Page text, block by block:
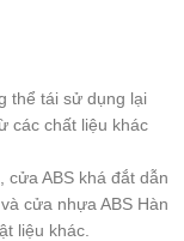
thể tái sử dụng lại
các chất liệu khác
cửa ABS khá đắt dẫn
cửa nhựa ABS Hàn
liệu khác.